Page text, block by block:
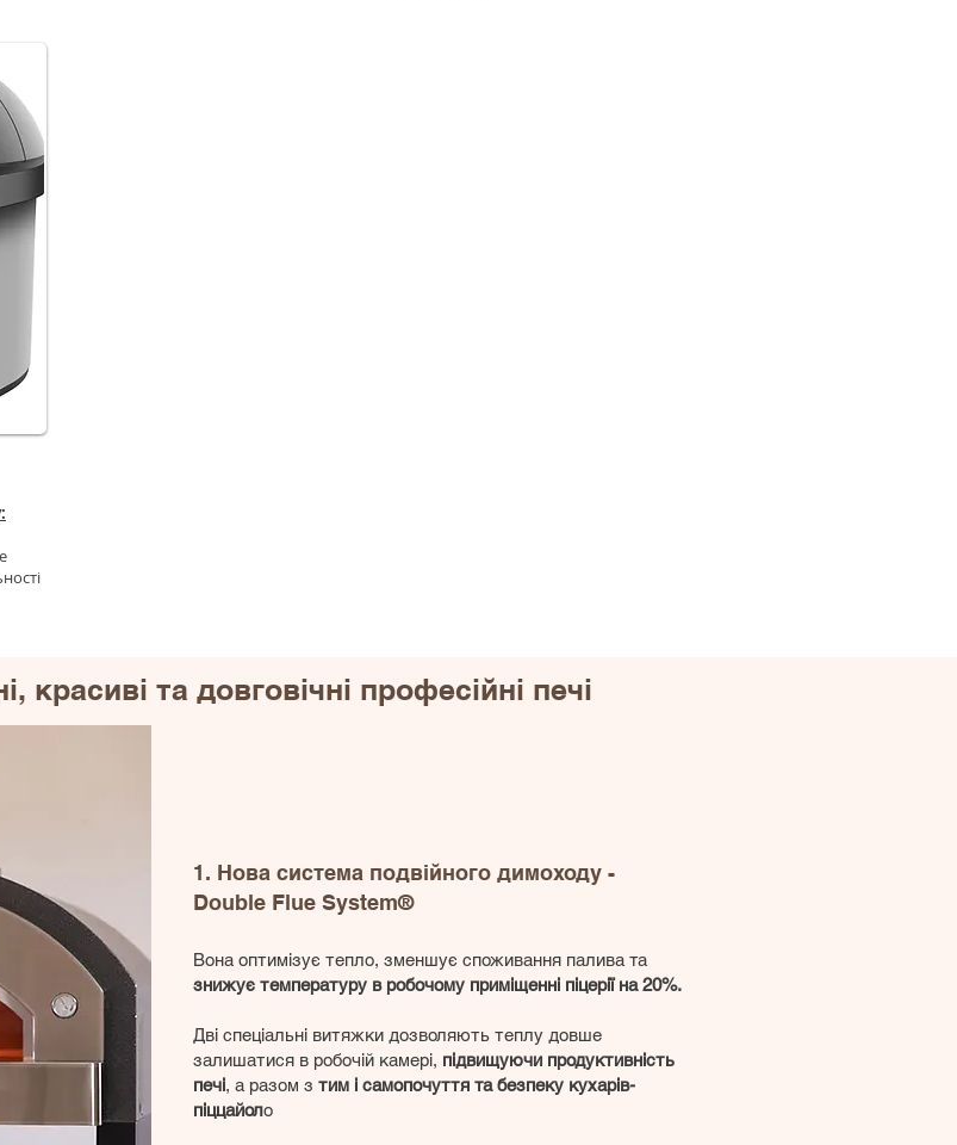
красиві та довговічні професійні печі
1. Нова система подвійного димоходу -
Double Flue System®
Вона оптимізує тепло, зменшує споживання палива та
знижує температуру в робочому приміщенні піцерії на 20%.
Дві спеціальні витяжки дозволяють теплу довше
залишатися в робочій камері, підвищуючи продуктивність
печі, а разом з тим і самопочуття та безпеку кухарів-
піццайоло